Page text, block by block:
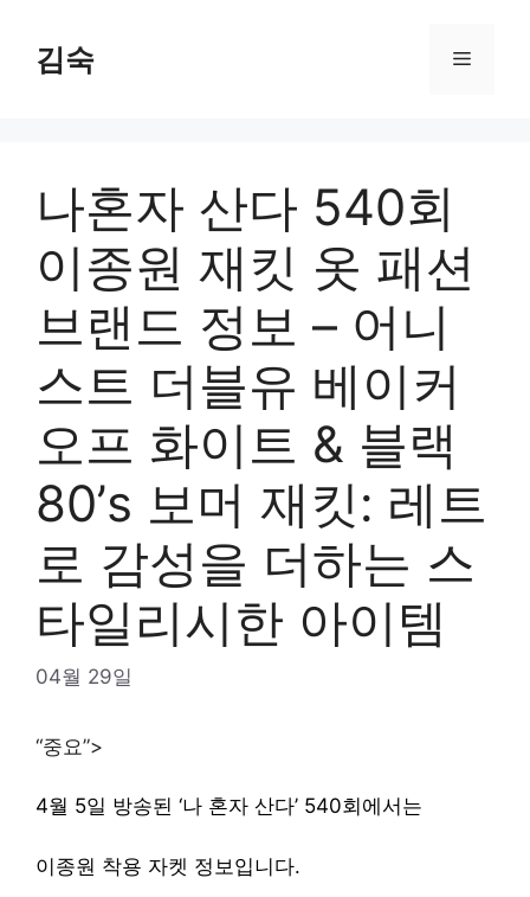
content
김숙 Menu
나혼자 산다 540회
이종원 재킷 옷 패션
브랜드 정보 – 어니
스트 더블유 베이커
오프 화이트 & 블랙
80’s 보머 재킷: 레트
로 감성을 더하는 스
타일리시한 아이템
04월 29일
“중요”>
4월 5일 방송된 ‘나 혼자 산다’ 540회에서는
이종원 착용 자켓 정보입니다.